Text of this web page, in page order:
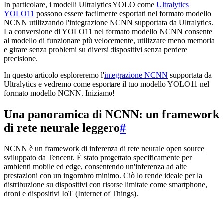
In particolare, i modelli Ultralytics YOLO come Ultralytics
YOLO11 possono essere facilmente esportati nel formato modello
NCNN utilizzando l'integrazione NCNN supportata da Ultralytics.
La conversione di YOLO11 nel formato modello NCNN consente
al modello di funzionare più velocemente, utilizzare meno memoria
e girare senza problemi su diversi dispositivi senza perdere
precisione.
In questo articolo esploreremo l'integrazione NCNN supportata da
Ultralytics e vedremo come esportare il tuo modello YOLO11 nel
formato modello NCNN. Iniziamo!
Una panoramica di NCNN: un framework
di rete neurale leggero#
NCNN è un framework di inferenza di rete neurale open source
sviluppato da Tencent. È stato progettato specificamente per
ambienti mobile ed edge, consentendo un'inferenza ad alte
prestazioni con un ingombro minimo. Ciò lo rende ideale per la
distribuzione su dispositivi con risorse limitate come smartphone,
droni e dispositivi IoT (Internet of Things).